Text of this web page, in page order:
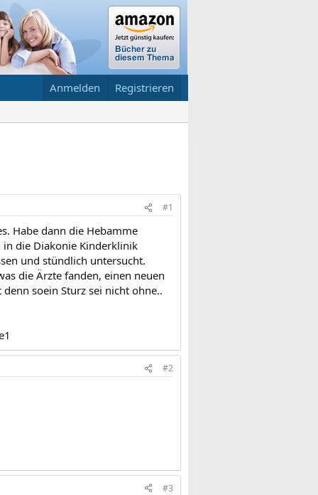
Anmelden Registrieren
#1
Habe dann die Hebamme
die Diakonie Kinderklinik
und stündlich untersucht.
die Ärzte fanden, einen neuen
soein Sturz sei nicht ohne..
#2
#3